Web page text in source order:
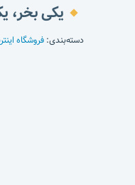
یکی بخر،
دسته‌بندی: فروشگاه